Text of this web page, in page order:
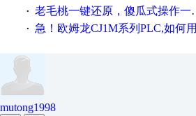
· 老毛桃一键还原，傻瓜式操作一键轻松备份还原；程序为向导式安装，一键即可实现自动备份或还原系统。
· 急！欧姆龙CJ1M系列PLC,如何用时间控制变频器。要求时间在组态王中可以自由输入！拜托各位大神了！
mutong1998